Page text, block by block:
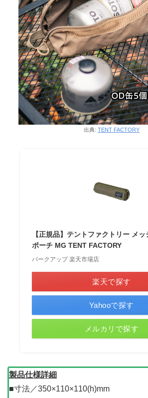
出典: TENT FACTORY
【正規品】テントファクトリー メ
ポーチ MG TENT FACTORY
パークアップ 楽天市場店
楽天で探す
Yahooで探す
メルカリで探す
製品仕様詳細
■寸法／350×110×110(h)mm